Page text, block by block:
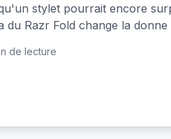
stylet pourrait encore
du Razr Fold change la donne
de lecture